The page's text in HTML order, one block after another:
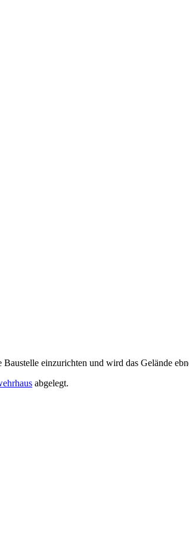
einzurichten und wird das Gelände
abgelegt.